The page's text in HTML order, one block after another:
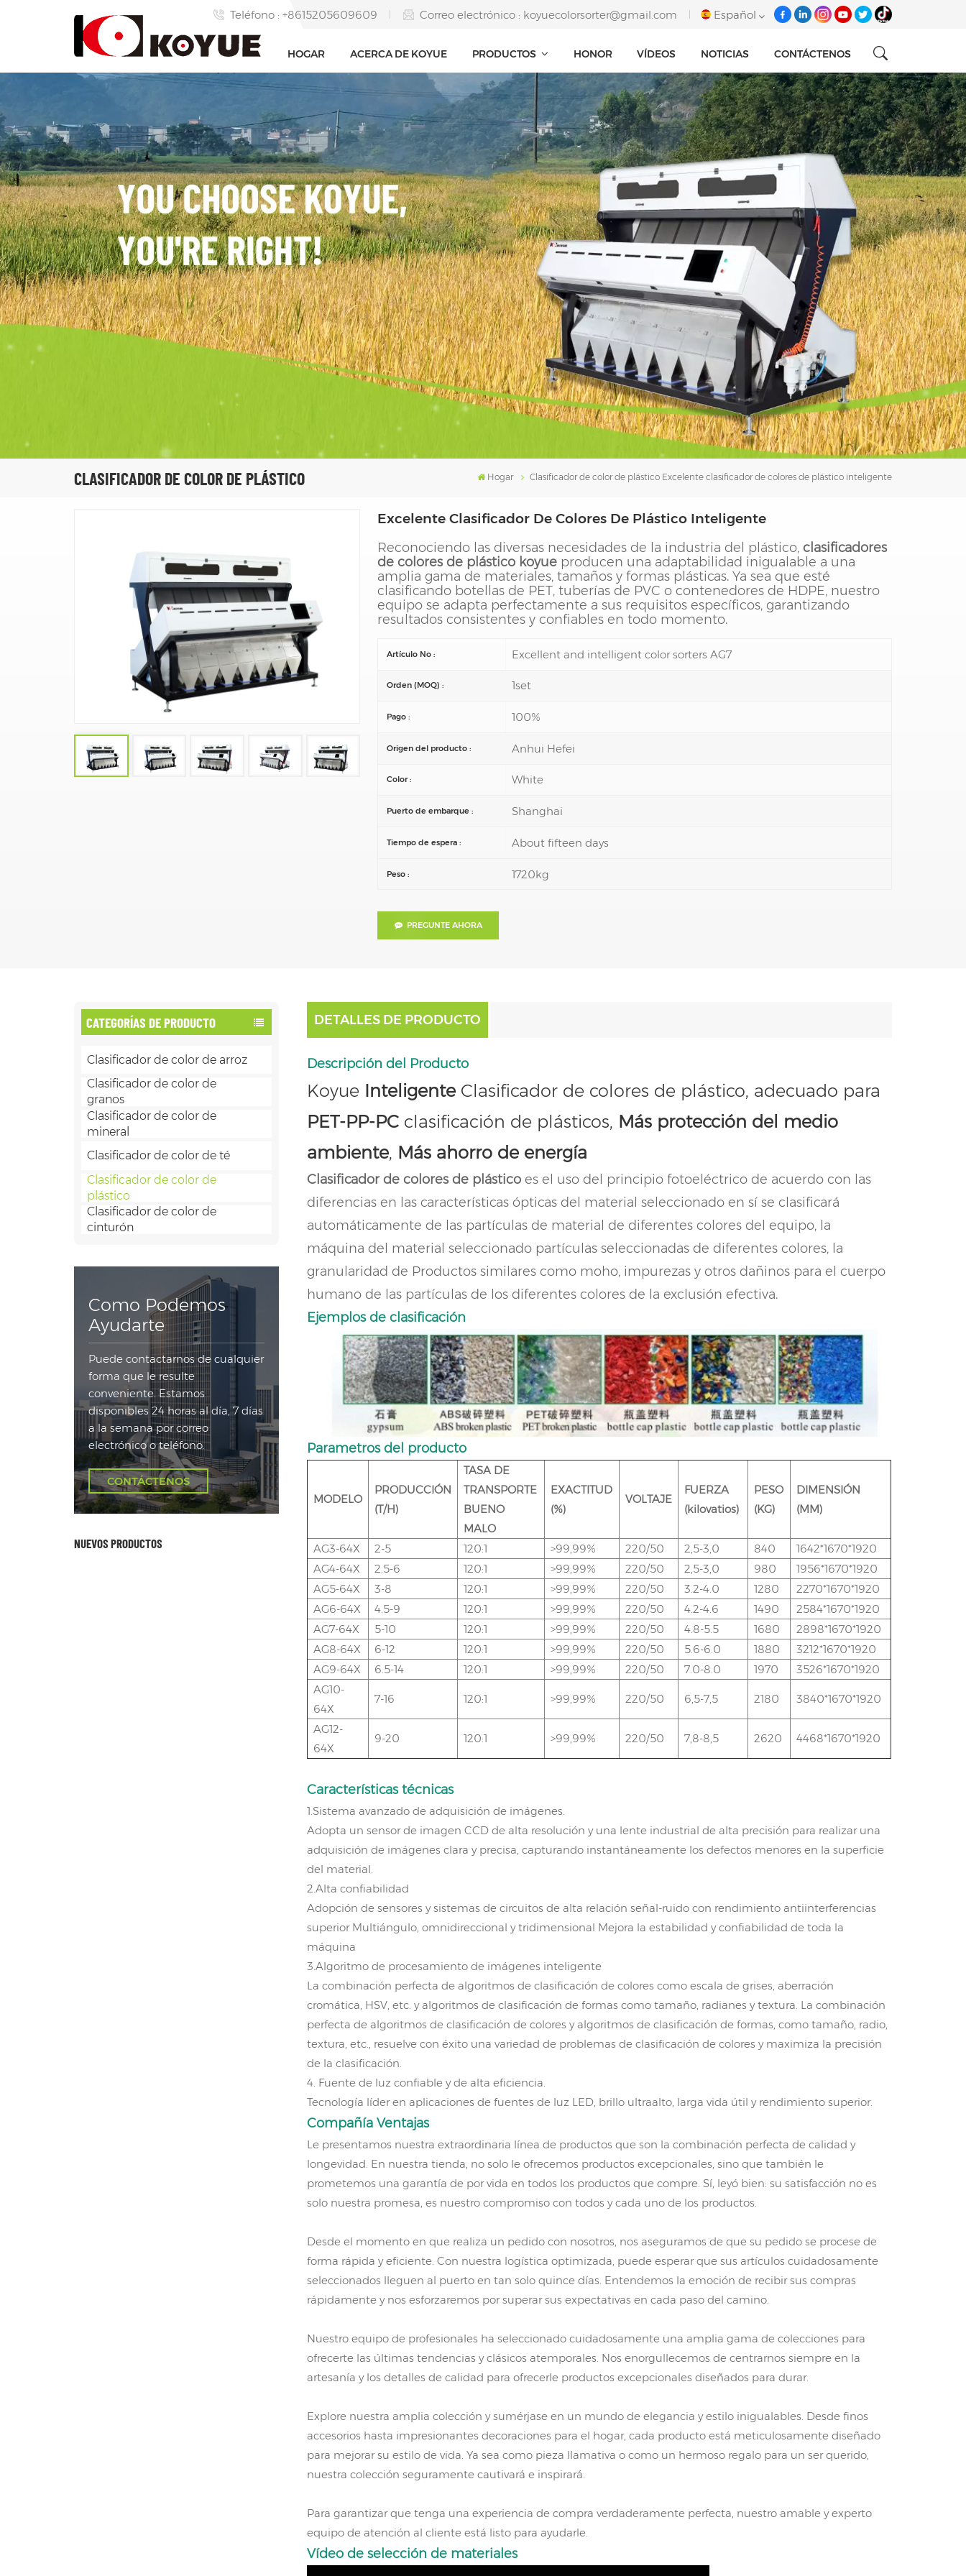
Teléfono : +8615205609609 Correo electrónico : koyuecolorsorter@gmail.com Español
English
français
italiano
русский
español
português
Tiếng việt
العربية
فارسی
עברית
HOGAR ACERCA DE KOYUE PRODUCTOS HONOR VÍDEOS NOTICIAS CONTÁCTENOS
CLASIFICADOR DE COLOR DE PLÁSTICO Hogar Clasificador de color de plástico Excelente clasificador de colores de plástico inteligente
Excelente Clasificador De Colores De Plástico Inteligente
Reconociendo las diversas necesidades de la industria del plástico,clasificadores
de colores de plástico koyue producen una adaptabilidad inigualable a una
amplia gama de materiales, tamaños y formas plásticas. Ya sea que esté
clasificando botellas de PET, tuberías de PVC o contenedores de HDPE, nuestro
equipo se adapta perfectamente a sus requisitos específicos, garantizando
resultados consistentes y confiables en todo momento.
Artículo No : Excellent and intelligent color sorters AG7
Orden (MOQ) : 1set
Pago : 100%
Origen del producto : Anhui Hefei
Color : White
Puerto de embarque : Shanghai
Tiempo de espera : About fifteen days
Peso : 1720kg
PREGUNTE AHORA
CATEGORÍAS DE PRODUCTO
Clasificador de color de arroz
Clasificador de color de
granos
Clasificador de color de
mineral
Clasificador de color de té
Clasificador de color de
plástico
Clasificador de color de
cinturón
Como Podemos
Ayudarte
Puede contactarnos de cualquier
forma que le resulte
conveniente. Estamos
disponibles 24 horas al día, 7 días
a la semana por correo
electrónico o teléfono.
CONTÁCTENOS
NUEVOS PRODUCTOS
DETALLES DE PRODUCTO
Descripción del Producto
Koyue Inteligente Clasificador de colores de plástico, adecuado para
PET-PP-PC clasificación de plásticos, Más protección del medio
ambiente, Más ahorro de energía
Clasificador de colores de plástico es el uso del principio fotoeléctrico de acuerdo con las
diferencias en las características ópticas del material seleccionado en sí se clasificará
automáticamente de las partículas de material de diferentes colores del equipo, la
máquina del material seleccionado partículas seleccionadas de diferentes colores, la
granularidad de Productos similares como moho, impurezas y otros dañinos para el cuerpo
humano de las partículas de los diferentes colores de la exclusión efectiva.
Ejemplos de clasificación
Parametros del producto
MODELO
PRODUCCIÓN
(T/H)
TASA DE
TRANSPORTE
BUENO
MALO
EXACTITUD
(%)
VOLTAJE
FUERZA
(kilovatios)
PESO
(KG)
DIMENSIÓN
(MM)
AG3-64X 2-5 120:1 >99,99% 220/50 2,5-3,0 840
1642*1670*1920
AG4-64X
2.5-6 120:1 >99,99% 220/50 2,5-3,0 980
1956*1670*1920
AG5-64X
3-8 120:1 >99,99% 220/50 3.2-4.0 1280
2270*1670*1920
AG6-64X
4.5-9 120:1 >99,99% 220/50 4.2-4.6 1490
2584*1670*1920
AG7-64X
5-10 120:1 >99,99% 220/50 4.8-5.5 1680
2898*1670*1920
AG8-64X
6-12 120:1 >99,99% 220/50 5.6-6.0 1880
3212*1670*1920
AG9-64X
6.5-14 120:1 >99,99% 220/50 7.0-8.0 1970
3526*1670*1920
AG10-
64X
7-16 120:1 >99,99% 220/50 6,5-7,5 2180 3840*1670*1920
AG12-
64X
9-20 120:1 >99,99% 220/50 7,8-8,5 2620 4468*1670*1920
Características técnicas
1.Sistema avanzado de adquisición de imágenes.
Adopta un sensor de imagen CCD de alta resolución y una lente industrial de alta precisión para realizar una
adquisición de imágenes clara y precisa, capturando instantáneamente los defectos menores en la superficie
del material.
2.Alta confiabilidad
Adopción de sensores y sistemas de circuitos de alta relación señal-ruido con rendimiento antiinterferencias
superior Multiángulo, omnidireccional y tridimensional Mejora la estabilidad y confiabilidad de toda la
máquina
3.Algoritmo de procesamiento de imágenes inteligente
La combinación perfecta de algoritmos de clasificación de colores como escala de grises, aberración
cromática, HSV, etc. y algoritmos de clasificación de formas como tamaño, radianes y textura. La combinación
perfecta de algoritmos de clasificación de colores y algoritmos de clasificación de formas, como tamaño, radio,
textura, etc., resuelve con éxito una variedad de problemas de clasificación de colores y maximiza la precisión
de la clasificación.
4. Fuente de luz confiable y de alta eficiencia.
Tecnología líder en aplicaciones de fuentes de luz LED, brillo ultraalto, larga vida útil y rendimiento superior.
CompañíaVentajas
Le presentamos nuestra extraordinaria línea de productos que son la combinación perfecta de calidad y
longevidad. En nuestra tienda, no solo le ofrecemos productos excepcionales, sino que también le
prometemos una garantía de por vida en todos los productos que compre. Sí, leyó bien: su satisfacción no es
solo nuestra promesa, es nuestro compromiso con todos y cada uno de los productos.
Desde el momento en que realiza un pedido con nosotros, nos aseguramos de que su pedido se procese de
forma rápida y eficiente. Con nuestra logística optimizada, puede esperar que sus artículos cuidadosamente
seleccionados lleguen al puerto en tan solo quince días. Entendemos la emoción de recibir sus compras
rápidamente y nos esforzaremos por superar sus expectativas en cada paso del camino.
Nuestro equipo de profesionales ha seleccionado cuidadosamente una amplia gama de colecciones para
ofrecerte las últimas tendencias y clásicos atemporales. Nos enorgullecemos de centrarnos siempre en la
artesanía y los detalles de calidad para ofrecerle productos excepcionales diseñados para durar.
Explore nuestra amplia colección y sumérjase en un mundo de elegancia y estilo inigualables. Desde finos
accesorios hasta impresionantes decoraciones para el hogar, cada producto está meticulosamente diseñado
para mejorar su estilo de vida. Ya sea como pieza llamativa o como un hermoso regalo para un ser querido,
nuestra colección seguramente cautivará e inspirará.
Para garantizar que tenga una experiencia de compra verdaderamente perfecta, nuestro amable y experto
equipo de atención al cliente está listo para ayudarle.
Vídeo de selección de materiales